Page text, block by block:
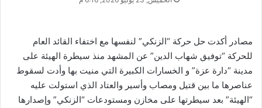
مصادر أكدت حل حركة “الزنكي” لنفسها مع اختفاء القائد العام
للحركة “توفيق شهاب الدين” عن المشهد منذ سيطرة الهيئة على
مدينة “دارة عزة” و الخسارات الكبيرة التي منيت بها وأدت لسقوط
عناصرها ما بين قتيل ومصاب وأسير والعتاد الذي استولت عليه
“الهيئة” بعد سيطرتها على مخازن ومستودعات “الزنكي” وإصدارها